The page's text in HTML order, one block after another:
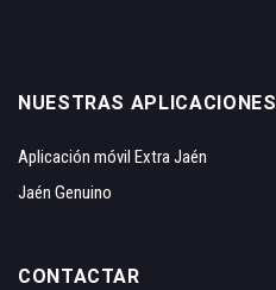
NUESTRAS APLICACIONES
Aplicación móvil Extra Jaén
Jaén Genuino
CONTACTAR